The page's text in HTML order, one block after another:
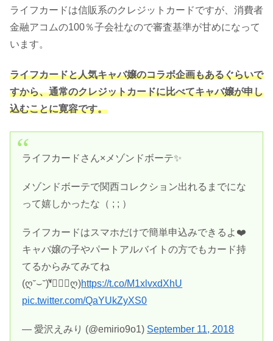
ライフカードは信販系のクレジットカードですが、消費者
金融アコムの100％子会社なので審査基準が甘めになって
います。
ライフカードと人気キャバ嬢のコラボ企画もあるぐらいで
すから、通常のクレジットカードに比べてキャバ嬢が申し
込むことに寛容です。
ライフカードさん×メゾンドボーテ✨
メゾンドボーテで関西コレクション出れるまでにな
って嬉しかったな（ ; ; ）
ライフカードはスマホだけで簡単申込みできるよ❤️
キャバ嬢の子やパートアルバイトの方でもカード持
てるからみてみてね
(ღ˘⌣˘)❛ั◡❛ัღ)https://t.co/M1xlvxdXhU
pic.twitter.com/QaYUkZyXS0
— 愛沢えみり (@emirio9o1) September 11, 2018